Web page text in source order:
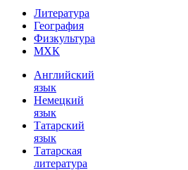
Литература
География
Физкультура
МХК
Английский
язык
Немецкий
язык
Татарский
язык
Татарская
литература